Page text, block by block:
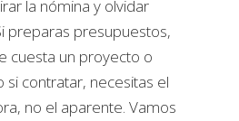
la nómina y olvidar
preparas presupuestos,
cuesta un proyecto o
si contratar, necesitas el
no el aparente. Vamos